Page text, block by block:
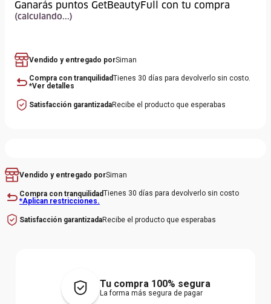
Ganarás puntos GetBeautyFull con tu compra
(calculando...)
Vendido y entregado porSiman
Compra con tranquilidadTienes 30 días para devolverlo sin costo.
*Ver detalles
Satisfacción garantizadaRecibe el producto que esperabas
Vendido y entregado porSiman
Compra con tranquilidadTienes 30 días para devolverlo sin costo
*Aplican restricciones.
Satisfacción garantizadaRecibe el producto que esperabas
Tu compra 100% segura
La forma más segura de pagar